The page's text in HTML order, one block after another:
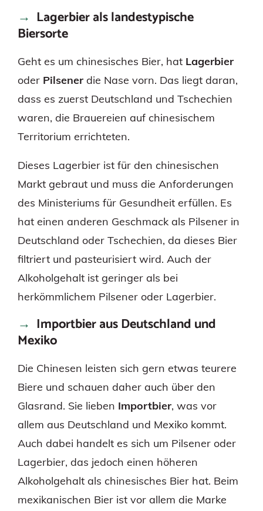
Lagerbier als landestypische
Biersorte
Geht es um chinesisches Bier, hat Lagerbier
oder Pilsener die Nase vorn. Das liegt daran,
dass es zuerst Deutschland und Tschechien
waren, die Brauereien auf chinesischem
Territorium errichteten.
Dieses Lagerbier ist für den chinesischen
Markt gebraut und muss die Anforderungen
des Ministeriums für Gesundheit erfüllen. Es
hat einen anderen Geschmack als Pilsener in
Deutschland oder Tschechien, da dieses Bier
filtriert und pasteurisiert wird. Auch der
Alkoholgehalt ist geringer als bei
herkömmlichem Pilsener oder Lagerbier.
Importbier aus Deutschland und
Mexiko
Die Chinesen leisten sich gern etwas teurere
Biere und schauen daher auch über den
Glasrand. Sie lieben Importbier, was vor
allem aus Deutschland und Mexiko kommt.
Auch dabei handelt es sich um Pilsener oder
Lagerbier, das jedoch einen höheren
Alkoholgehalt als chinesisches Bier hat. Beim
mexikanischen Bier ist vor allem die Marke